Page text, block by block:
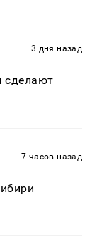
3 дня назад
сделают
7 часов назад